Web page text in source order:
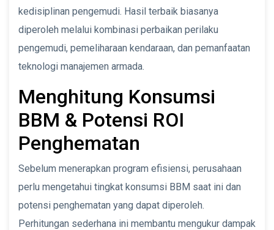
kedisiplinan pengemudi. Hasil terbaik biasanya
diperoleh melalui kombinasi perbaikan perilaku
pengemudi, pemeliharaan kendaraan, dan pemanfaatan
teknologi manajemen armada.
Menghitung Konsumsi
BBM & Potensi ROI
Penghematan
Sebelum menerapkan program efisiensi, perusahaan
perlu mengetahui tingkat konsumsi BBM saat ini dan
potensi penghematan yang dapat diperoleh.
Perhitungan sederhana ini membantu mengukur dampak